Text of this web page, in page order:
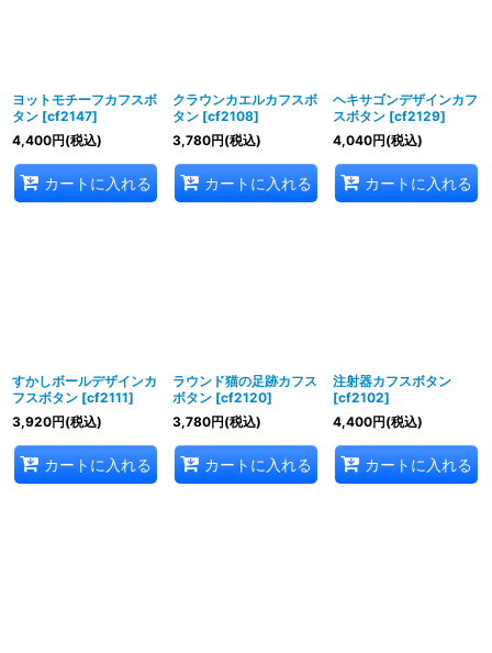
ヨットモチーフカフスボ
タン [cf2147]
4,400円(税込)
カートに入れる
クラウンカエルカフスボ
タン [cf2108]
3,780円(税込)
カートに入れる
ヘキサゴンデザインカフ
スボタン [cf2129]
4,040円(税込)
カートに入れる
すかしボールデザインカ
フスボタン [cf2111]
3,920円(税込)
カートに入れる
ラウンド猫の足跡カフス
ボタン [cf2120]
3,780円(税込)
カートに入れる
注射器カフスボタン
[cf2102]
4,400円(税込)
カートに入れる